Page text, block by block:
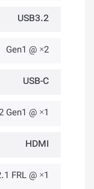
USB3.2
2× @ Gen1
USB-C
1× @ USB3.2 Gen1
HDMI
1× @ Version 2.1 FRL